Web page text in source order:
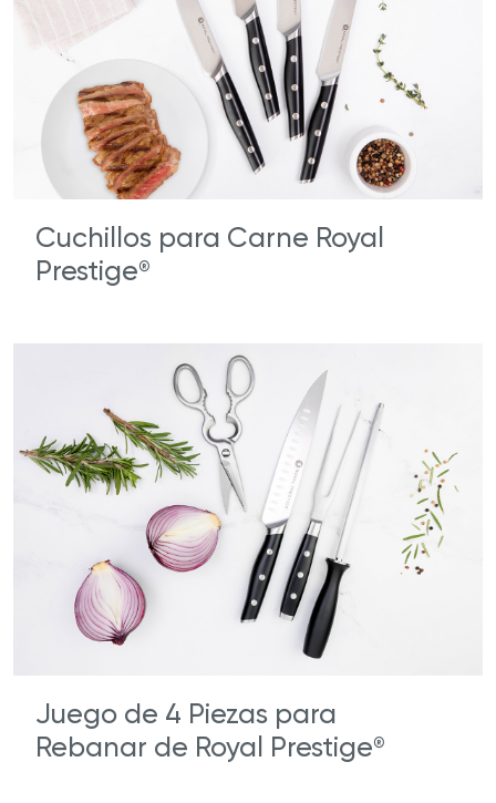
Cuchillos para Carne Royal
Prestige®
Juego de 4 Piezas para
Rebanar de Royal Prestige®